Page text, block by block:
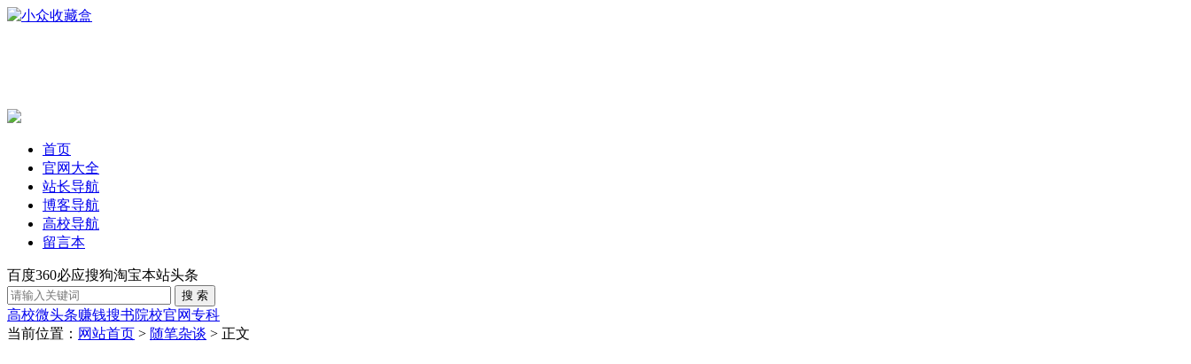
首页
官网大全
站长导航
博客导航
高校导航
留言本
百度360必应搜狗淘宝本站头条
高校微头条赚钱搜书院校官网专科
当前位置： 网站首页 > 随笔杂谈 > 正文